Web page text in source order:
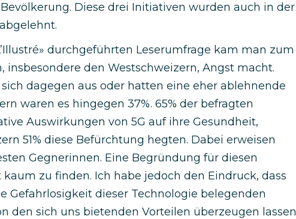
Diese drei Initiativen wurden auch in der
durchgeführten Leserumfrage kam man zum
insbesondere den Westschweizern, Angst macht.
dagegen aus oder hatten eine eher ablehnende
waren es hingegen 37%. 65% der befragten
Auswirkungen von 5G auf ihre Gesundheit,
51% diese Befürchtung hegten. Dabei erweisen
Gegnerinnen. Eine Begründung für diesen
zu finden. Ich habe jedoch den Eindruck, dass
Gefahrlosigkeit dieser Technologie belegenden
den sich uns bietenden Vorteilen überzeugen lassen